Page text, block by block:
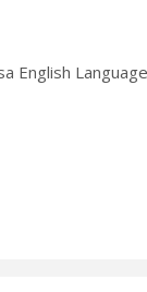
English